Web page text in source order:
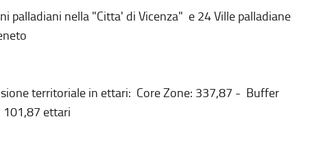
palladiani nella "Citta' di Vicenza" e 24 Ville palladiane
territoriale in ettari: Core Zone: 337,87 - Buffer
101,87 ettari